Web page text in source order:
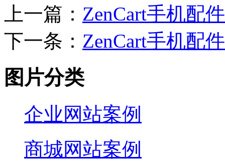
上一篇： ZenCart手机配
下一条： ZenCart手机配
图片分类
企业网站案例
商城网站案例